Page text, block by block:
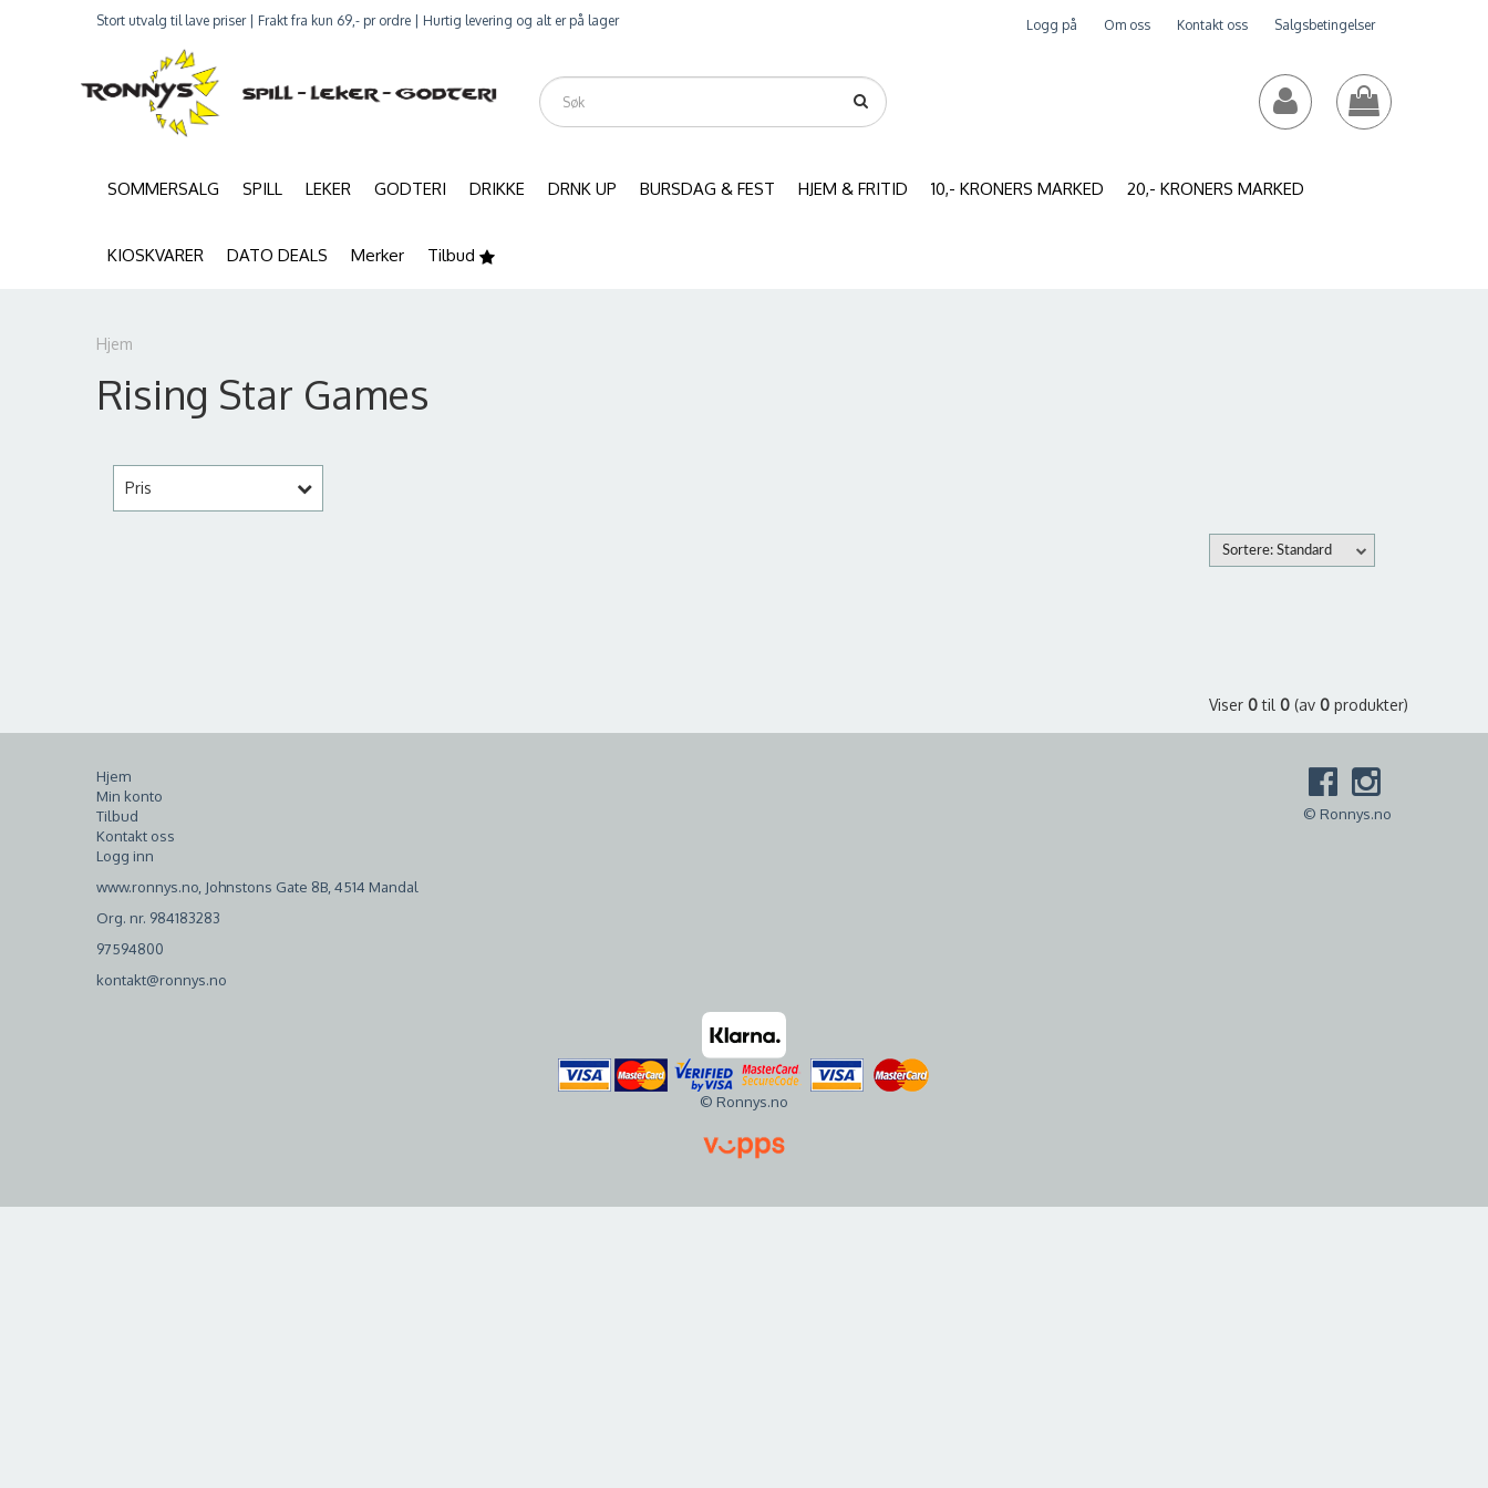
Stort utvalg til lave priser | Frakt fra kun 69,- pr ordre | Hurtig levering og alt er på lager Logg på Om oss Kontakt oss Salgsbetingelser
SOMMERSALG SPILL LEKER GODTERI DRIKKE DRNK UP BURSDAG & FEST HJEM & FRITID 10,- KRONERS MARKED 20,- KRONERS MARKED
KIOSKVARER DATO DEALS Merker Tilbud
Hjem
Rising Star Games
Pris
Sortere: Standard
Viser 0til 0 (av 0 produkter)
Hjem
Min konto
Tilbud
Kontakt oss
Logg inn
www.ronnys.no, Johnstons Gate 8B, 4514 Mandal
Org. nr. 984183283
97594800
kontakt@ronnys.no
© Ronnys.no
© Ronnys.no